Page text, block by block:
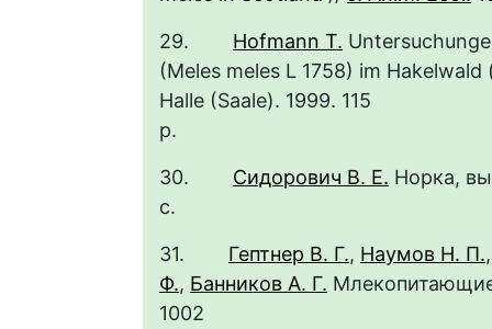
29. Hofmann T.
(Meles meles L 1758) im
Halle (Saale). 1999. 115
30. Сидорович В. Е. Норка,
31. Гептнер В. Г., Наумов Н. П.
Ф., Банников А. Г.
1002